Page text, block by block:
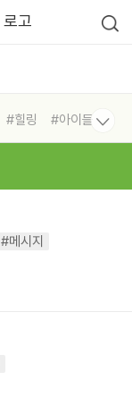
#힐링
#아이들
#메시지